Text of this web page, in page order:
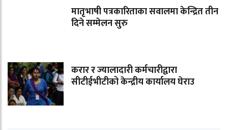
मातृभाषी पत्रकारिताका सवालमा केन्द्रित तीन
दिने सम्मेलन सुरु
करार र ज्यालादारी कर्मचारीद्वारा
सीटीईभीटीको केन्द्रीय कार्यालय घेराउ